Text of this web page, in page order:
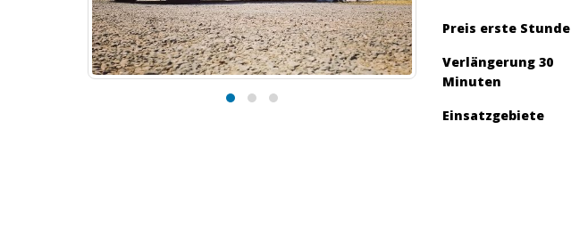
Preis erste Stunde
Verlängerung 30
Minuten
Einsatzgebiete